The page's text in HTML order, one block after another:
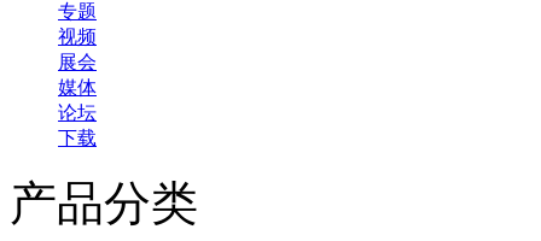
专题
视频
展会
媒体
论坛
下载
产品分类